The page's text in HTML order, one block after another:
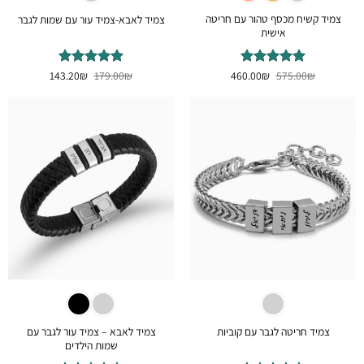
צמיד קשיח מכסף טהור עם חריטה
אישית
דורג5 מתוך 575.00₪ המחיר
460.00₪ המחיר
צמיד לאבא-צמיד עור עם שמות לגבר
דורג5 מתוך 179.00₪ המחיר
143.20₪ המחיר
צמיד חריטה לגבר עם קוביות
צמיד לאבא – צמיד עור לגבר עם
שמות הילדים